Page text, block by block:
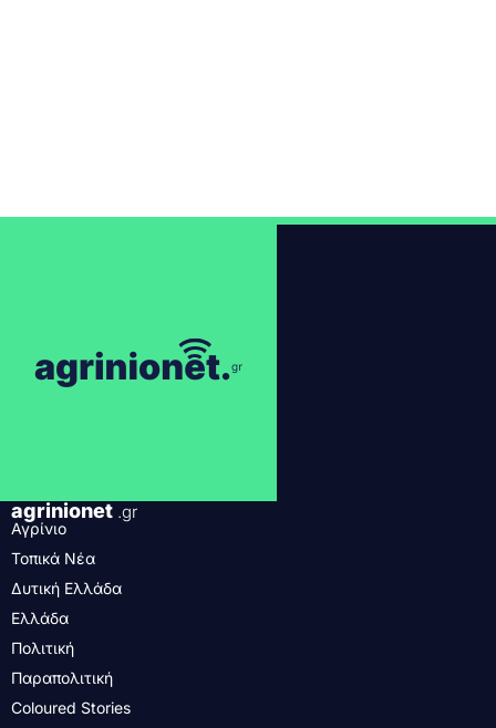
agrinionet .gr
Αγρίνιο
Τοπικά Νέα
Δυτική Ελλάδα
Ελλάδα
Πολιτική
Παραπολιτική
Coloured Stories